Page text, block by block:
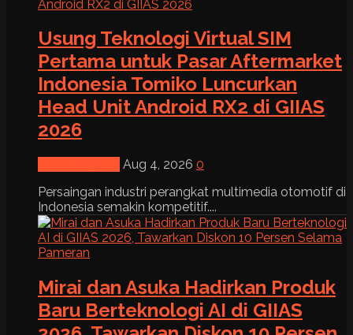
Usung Teknologi Virtual SIM
Pertama untuk Pasar Aftermarket
Indonesia Tomiko Luncurkan
Head Unit Android RX2 di GIIAS
2026
Aug 4, 2026 0
Persaingan industri perangkat multimedia otomotif di
Indonesia semakin kompetitif....
Mirai dan Asuka Hadirkan Produk
Baru Berteknologi AI di GIIAS